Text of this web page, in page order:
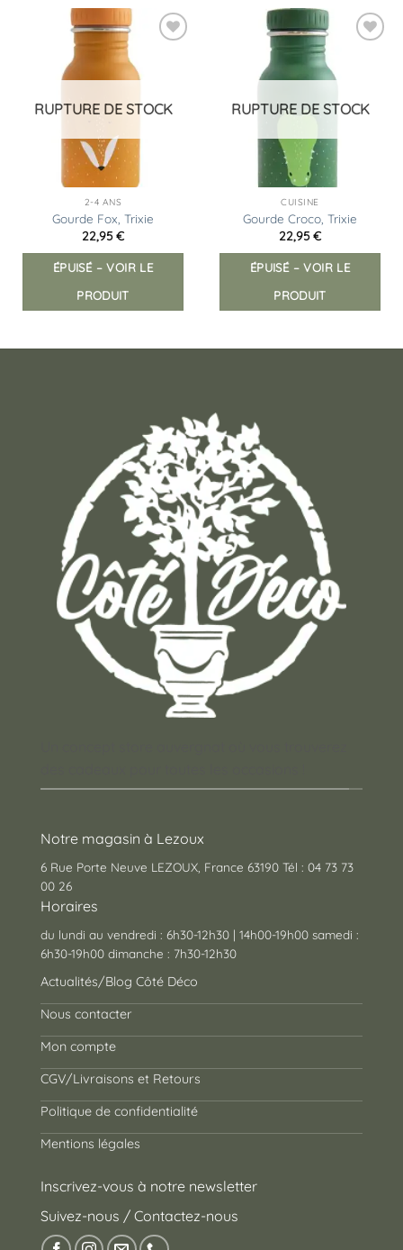
RUPTURE DE STOCK
2-4 ANS
Gourde Fox, Trixie
22,95€
ÉPUISÉ – VOIR LE
PRODUIT
RUPTURE DE STOCK
CUISINE
Gourde Croco, Trixie
22,95€
ÉPUISÉ – VOIR LE
PRODUIT
Notre magasin à Lezoux
6 Rue Porte Neuve LEZOUX, France 63190 Tél : 04 73 73
00 26
Horaires
du lundi au vendredi : 6h30-12h30 | 14h00-19h00 samedi :
6h30-19h00 dimanche : 7h30-12h30
Actualités/Blog Côté Déco
Nous contacter
Mon compte
CGV/Livraisons et Retours
Politique de confidentialité
Mentions légales
Inscrivez-vous à notre newsletter
Suivez-nous / Contactez-nous